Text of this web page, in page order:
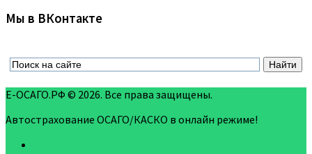
Мы в ВКонтакте
Е-ОСАГО.РФ © 2026. Все права защищены.
Автострахование ОСАГО/КАСКО в онлайн режиме!